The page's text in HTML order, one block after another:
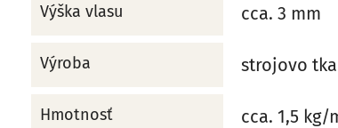
Výška vlasu cca. 3 mm
Výroba strojovo
Hmotnosť cca. 1,5 kg/